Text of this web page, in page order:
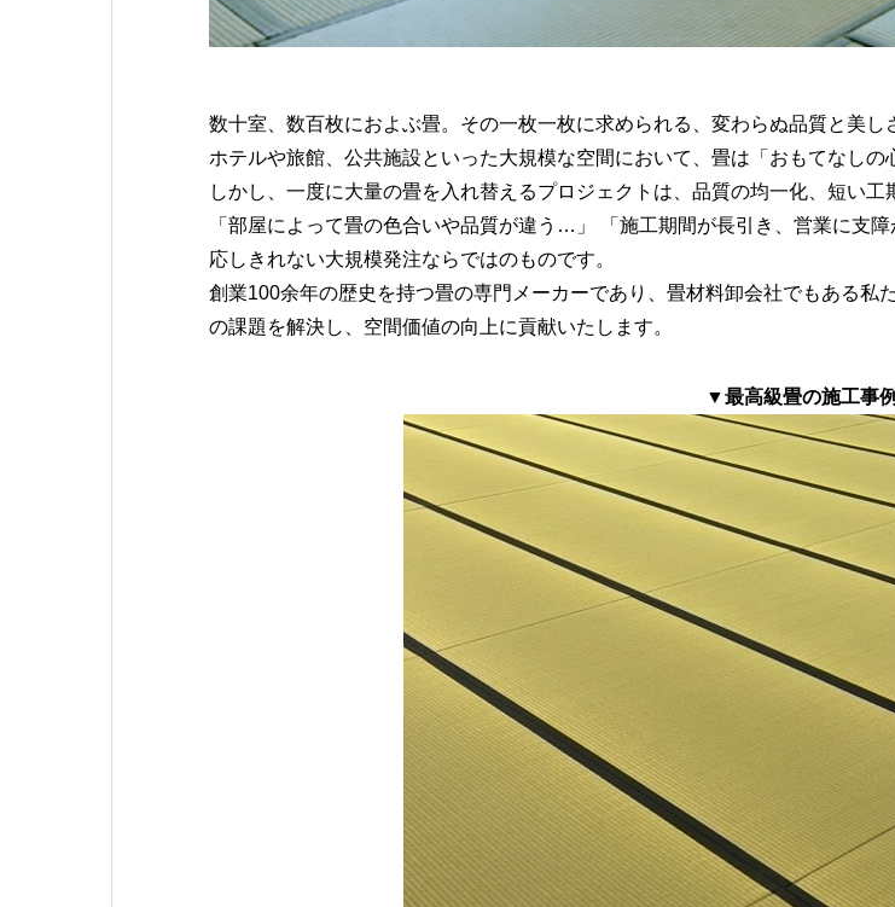
数十室、数百枚におよぶ畳。その一枚一枚に求められる、変わらぬ品質と美し
ホテルや旅館、公共施設といった大規模な空間において、畳は「おもてなしの
しかし、一度に大量の畳を入れ替えるプロジェクトは、品質の均一化、短い
「部屋によって畳の色合いや品質が違う…」 「施工期間が長引き、営業に支
応しきれない大規模発注ならではのものです。
創業100余年の歴史を持つ畳の専門メーカーであり、畳材料卸会社でもある私
の課題を解決し、空間価値の向上に貢献いたします。
▼最高級畳の施工事